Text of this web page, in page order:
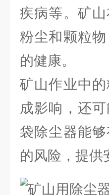
疾病等。矿
粉尘和颗粒
的健康。
矿山作业中
成影响，还
袋除尘器能
的风险，提供